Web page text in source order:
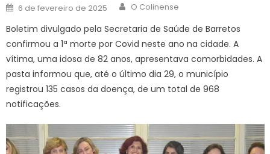
Posted
on
6 de fevereiro de 2025 Author
O Colinense
Boletim divulgado pela Secretaria de Saúde de Barretos
confirmou a 1ª morte por Covid neste ano na cidade. A
vítima, uma idosa de 82 anos, apresentava comorbidades. A
pasta informou que, até o último dia 29, o município
registrou 135 casos da doença, de um total de 968
notificações.